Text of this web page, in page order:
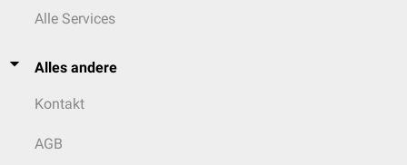
Alle Services
Alles andere
Kontakt
AGB